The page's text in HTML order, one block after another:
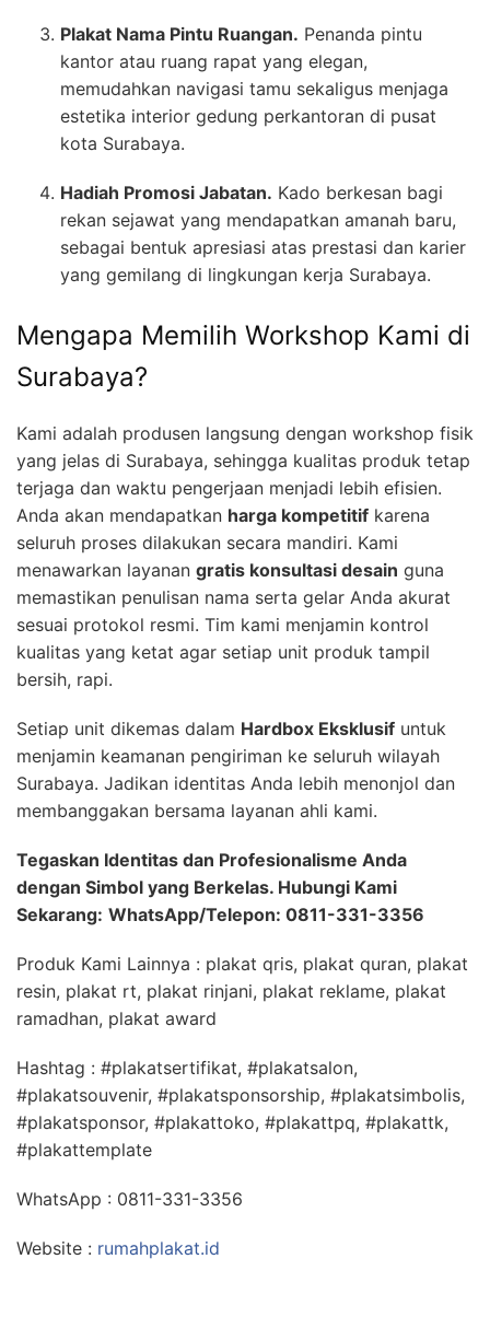
Plakat Nama Pintu Ruangan. Penanda pintu
kantor atau ruang rapat yang elegan,
memudahkan navigasi tamu sekaligus menjaga
estetika interior gedung perkantoran di pusat
kota Surabaya.
Hadiah Promosi Jabatan. Kado berkesan bagi
rekan sejawat yang mendapatkan amanah baru,
sebagai bentuk apresiasi atas prestasi dan karier
yang gemilang di lingkungan kerja Surabaya.
Mengapa Memilih Workshop Kami di
Surabaya?
Kami adalah produsen langsung dengan workshop fisik
yang jelas di Surabaya, sehingga kualitas produk tetap
terjaga dan waktu pengerjaan menjadi lebih efisien.
Anda akan mendapatkan harga kompetitif karena
seluruh proses dilakukan secara mandiri. Kami
menawarkan layanan gratis konsultasi desain guna
memastikan penulisan nama serta gelar Anda akurat
sesuai protokol resmi. Tim kami menjamin kontrol
kualitas yang ketat agar setiap unit produk tampil
bersih, rapi.
Setiap unit dikemas dalam Hardbox Eksklusif untuk
menjamin keamanan pengiriman ke seluruh wilayah
Surabaya. Jadikan identitas Anda lebih menonjol dan
membanggakan bersama layanan ahli kami.
Tegaskan Identitas dan Profesionalisme Anda
dengan Simbol yang Berkelas. Hubungi Kami
Sekarang: WhatsApp/Telepon: 0811-331-3356
Produk Kami Lainnya : plakat qris, plakat quran, plakat
resin, plakat rt, plakat rinjani, plakat reklame, plakat
ramadhan, plakat award
Hashtag : #plakatsertifikat, #plakatsalon,
#plakatsouvenir, #plakatsponsorship, #plakatsimbolis,
#plakatsponsor, #plakattoko, #plakattpq, #plakattk,
#plakattemplate
WhatsApp : 0811-331-3356
Website : rumahplakat.id